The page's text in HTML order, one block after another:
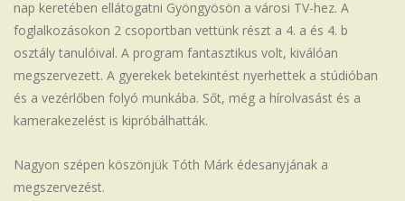
Iskola
nap keretében ellátogatni Gyöngyösön a városi TV-hez. A
foglalkozásokon 2 csoportban vettünk részt a 4. a és 4. b
osztály tanulóival. A program fantasztikus volt, kiválóan
megszervezett. A gyerekek betekintést nyerhettek a stúdióban
és a vezérlőben folyó munkába. Sőt, még a hírolvasást és a
kamerakezelést is kipróbálhatták.
Nagyon szépen köszönjük Tóth Márk édesanyjának a
megszervezést.